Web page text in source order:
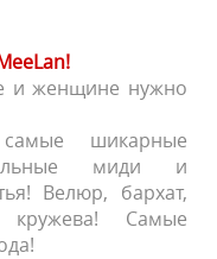
и женщине нужно
шикарные
миди и
Велюр, бархат,
Самые